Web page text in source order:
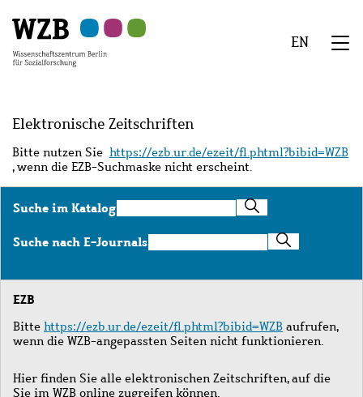
Hauptinhalt
springen
Navigation
springen
Suche
springen
Sekundärnavigation
springen
Fußzeile
springen
EN
Elektronische Zeitschriften
Bitte nutzen Sie https://ezb.ur.de/ezeit/fl.phtml?bibid=WZB
, wenn die EZB-Suchmaske nicht erscheint.
Suche im KatalogSuche
im
Katalog
Suche nach E-JournalsSuche
nach
Journals
EZB
Bitte https://ezb.ur.de/ezeit/fl.phtml?bibid=WZB aufrufen,
wenn die WZB-angepassten Seiten nicht funktionieren.
Hier finden Sie alle elektronischen Zeitschriften, auf die
Sie im WZB online zugreifen können.